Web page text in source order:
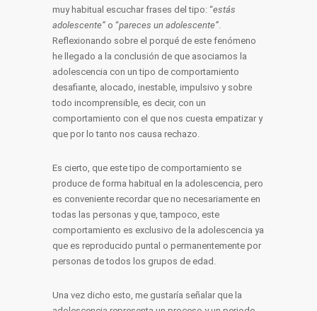
muy habitual escuchar frases del tipo: “estás
adolescente” o “pareces un adolescente”.
Reflexionando sobre el porqué de este fenómeno
he llegado a la conclusión de que asociamos la
adolescencia con un tipo de comportamiento
desafiante, alocado, inestable, impulsivo y sobre
todo incomprensible, es decir, con un
comportamiento con el que nos cuesta empatizar y
que por lo tanto nos causa rechazo.
Es cierto, que este tipo de comportamiento se
produce de forma habitual en la adolescencia, pero
es conveniente recordar que no necesariamente en
todas las personas y que, tampoco, este
comportamiento es exclusivo de la adolescencia ya
que es reproducido puntal o permanentemente por
personas de todos los grupos de edad.
Una vez dicho esto, me gustaría señalar que la